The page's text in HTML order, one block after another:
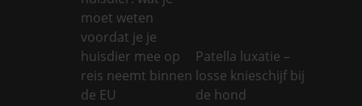
moet weten
voordat je je
huisdier mee op
reis neemt binnen
de EU
Patella luxatie –
losse knieschijf bij
de hond